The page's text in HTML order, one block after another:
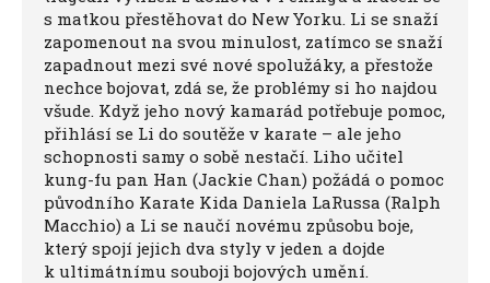
s matkou přestěhovat do New Yorku. Li se snaží
zapomenout na svou minulost, zatímco se snaží
zapadnout mezi své nové spolužáky, a přestože
nechce bojovat, zdá se, že problémy si ho najdou
všude. Když jeho nový kamarád potřebuje pomoc,
přihlásí se Li do soutěže v karate – ale jeho
schopnosti samy o sobě nestačí. Liho učitel
kung-fu pan Han (Jackie Chan) požádá o pomoc
původního Karate Kida Daniela LaRussa (Ralph
Macchio) a Li se naučí novému způsobu boje,
který spojí jejich dva styly v jeden a dojde
k ultimátnímu souboji bojových umění.